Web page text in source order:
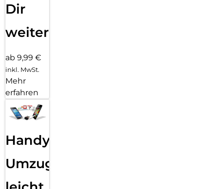
Dir
weiter
ab 9,99 €
inkl. MwSt.
Mehr
erfahren
Handy
Umzug